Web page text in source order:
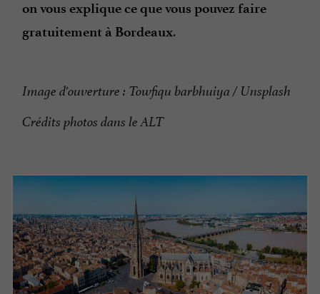
on vous explique ce que vous pouvez faire
gratuitement à Bordeaux.
Image d'ouverture : Towfiqu barbhuiya / Unsplash
Crédits photos dans le ALT